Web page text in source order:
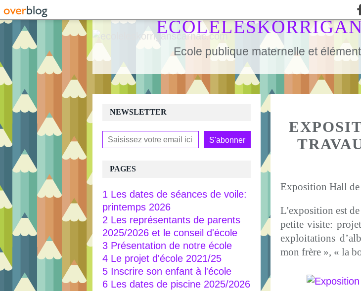
Ecole publique maternelle et
Exposition Hall de
L'exposition est
petite visite:
exploitations
mon frère », « la
NEWSLETTER
PAGES
1 Les dates de séances de voile:
printemps 2026
2 Les représentants de parents
2025/2026 et le conseil d'école
3 Présentation de notre école
4 Le projet d'école 2021/25
5 Inscrire son enfant à l'école
6 Les dates de piscine 2025/2026